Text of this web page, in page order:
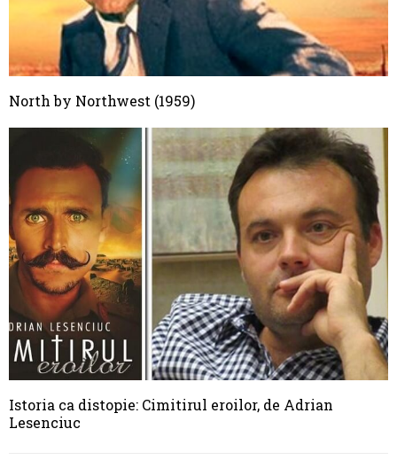
North by Northwest (1959)
Istoria ca distopie: Cimitirul eroilor, de Adrian
Lesenciuc